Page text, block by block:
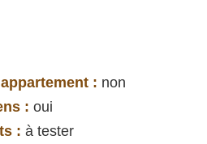
: non
: oui
: à tester